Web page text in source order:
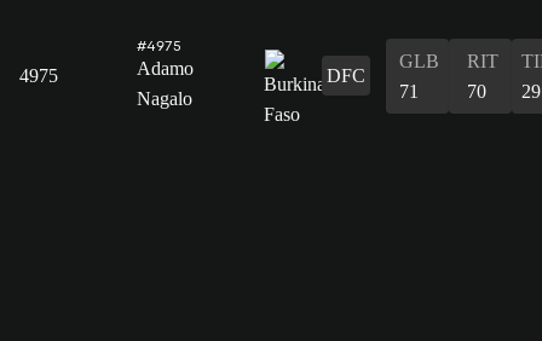
4975
#4975
Adamo
Nagalo
DFC
GLB
71
RIT
70
29